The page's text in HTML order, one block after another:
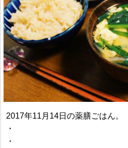
2017年11月14日の薬膳ごはん。
・
・